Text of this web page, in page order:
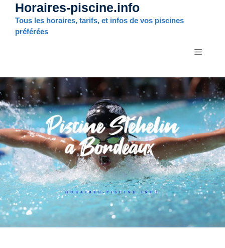
Aller
contenu
Horaires-piscine.info
Tous les horaires, tarifs, et infos de vos piscines
préférées
MENU